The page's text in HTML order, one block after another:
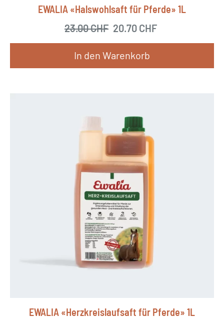
EWALIA «Halswohlsaft für Pferde» 1L
23.00CHF Ursprünglicher Preis
20.70 CHF
In den Warenkorb
EWALIA «Herzkreislaufsaft für Pferde» 1L